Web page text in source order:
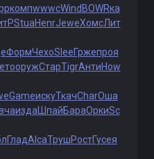
компwwwcWind BOWRка
StuaHenrJeweХомсЛит
ФормЧехоSleeГржепроя
оружСтарTigrАнтиHow
GameискуТкачCharОша
изда ШпайБараОркиSc
ГладAlcaТрушРостГусея